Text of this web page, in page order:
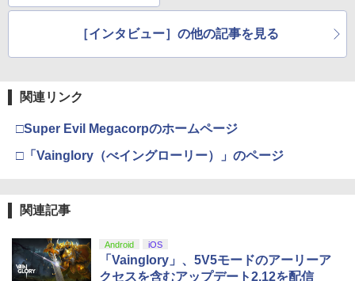
【国内正規品】Thrustmaster スラスト
マスター TH8S シフター - PC、PS4、P
S5、PS5 Pro、Xbox One、Xbox Serie
4
劇場版「鬼滅の刃」無限城編 第一章 猗
窩座再来 完全生産限定版 [Blu-ray]
5
【Amazon.co.jp限定】劇場版モノノ怪
第三章 蛇神 (オリジナル特典:オリジナル
巾着＋メーカー特典:【坤と離】二振りの
剣、十翼より来たる！スタジオ描き下ろ
リッシングジェネラル
Yun氏インタビュー
［インタビュー］の他の記事を見る
関連リンク
□Super Evil Megacorpのホームページ
□「Vainglory（べイングローリー）」のページ
関連記事
Android iOS
「Vainglory」、5V5モードのアーリーア
クセスを含むアップデート2.12を配信